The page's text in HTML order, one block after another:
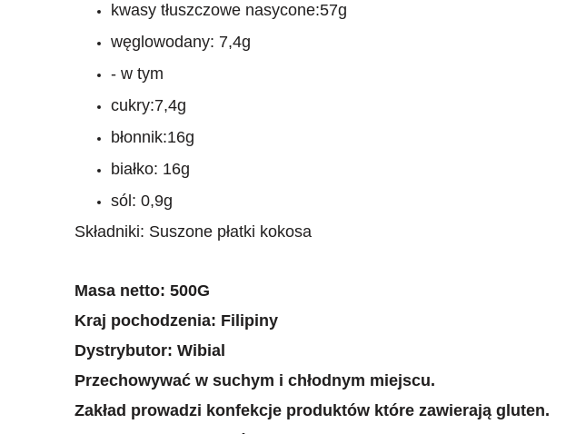
kwasy tłuszczowe nasycone:57g
węglowodany: 7,4g
- w tym
cukry:7,4g
błonnik:16g
białko: 16g
sól: 0,9g
Składniki: Suszone płatki kokosa
Masa netto: 500G
Kraj pochodzenia: Filipiny
Dystrybutor: Wibial
Przechowywać w suchym i chłodnym miejscu.
Zakład prowadzi konfekcje produktów które zawierają gluten.